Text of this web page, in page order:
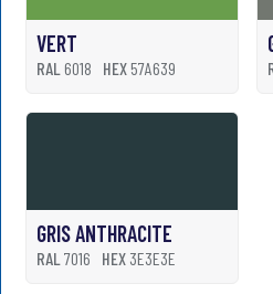
VERT
RAL 6018 HEX 57A639
GRIS ANTHRACITE
RAL 7016 HEX 3E3E3E